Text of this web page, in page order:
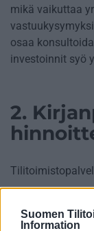
Suomen
Information
mikä vaikuttaa
osaa
investoinnit syö
2.
määrään,